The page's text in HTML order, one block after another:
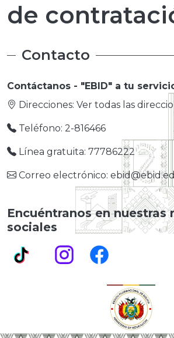
de
Contacto
Contáctanos - "EBID" a tu
Direcciones: Ver todas las
Teléfono: 2-816466
Línea gratuita: 77786222
Correo electrónico:
Encuéntranos en nuestras
sociales